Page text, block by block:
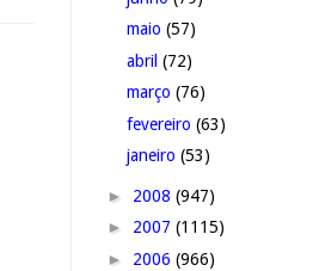
maio (57)
abril (72)
março (76)
fevereiro (63)
janeiro (53)
► 2008 (947)
► 2007 (1115)
► 2006 (966)